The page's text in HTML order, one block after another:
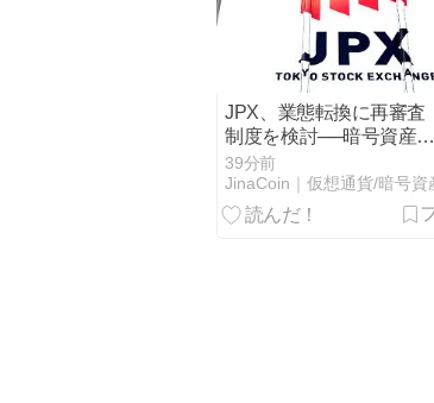
JPX、業態転換に再審査
制度を検討──暗号資産ト
レジャリー企業は対象か
39分前